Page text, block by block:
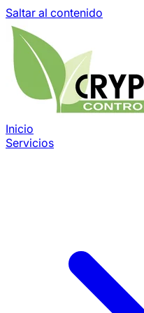
Saltar al contenido
Inicio
Servicios